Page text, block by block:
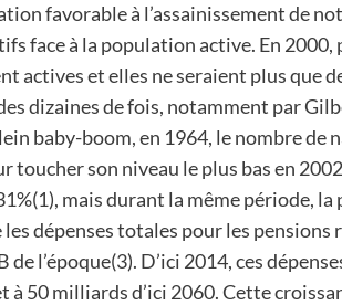
favorable à l’assainissement de
face à la population active. En
actives et elles ne seraient plus que
dizaines de fois, notamment par
baby-boom, en 1964, le nombre de
toucher son niveau le plus bas en
mais durant la même période,
les dépenses totales pour les
de l’époque(3). D’ici 2014, ces
à 50 milliards d’ici 2060. Cette